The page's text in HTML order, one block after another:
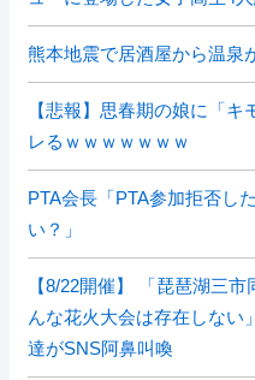
熊本地震で居酒屋から温泉
【悲報】思春期の娘に「
レるｗｗｗｗｗｗｗ
PTA会長「PTA参加拒否し
い？」
【8/22開催】 「琵琶湖三
んな花火大会は存在しな
達がSNS阿鼻叫喚